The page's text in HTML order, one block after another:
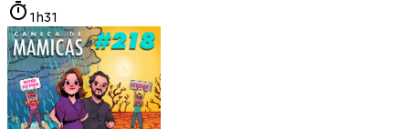
1h31